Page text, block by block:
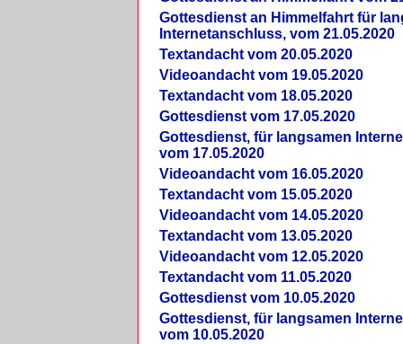
Gottesdienst an Himmelfahrt für
Internetanschluss, vom 21.05.2020
Textandacht vom 20.05.2020
Videoandacht vom 19.05.2020
Textandacht vom 18.05.2020
Gottesdienst vom 17.05.2020
Gottesdienst, für langsamen
vom 17.05.2020
Videoandacht vom 16.05.2020
Textandacht vom 15.05.2020
Videoandacht vom 14.05.2020
Textandacht vom 13.05.2020
Videoandacht vom 12.05.2020
Textandacht vom 11.05.2020
Gottesdienst vom 10.05.2020
Gottesdienst, für langsamen
vom 10.05.2020